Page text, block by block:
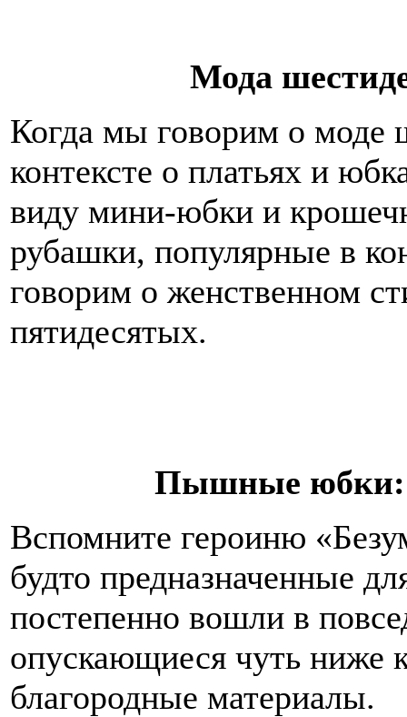
Мода
Когда мы говорим о моде
контексте о платьях и
виду мини-юбки и
рубашки, популярные в
говорим о женственном
пятидесятых.
Пышные юбки:
Вспомните героиню
будто предназначенные
постепенно вошли в
опускающиеся чуть ниже
благородные материалы.